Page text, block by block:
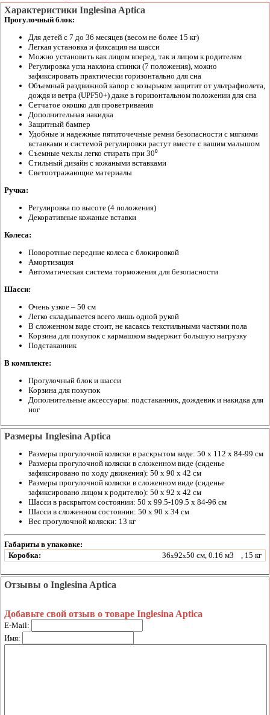
Характеристики Inglesina Aptica
Прогулочный блок:
Для детей с 7 до 36 месяцев (весом не более 15 кг)
Легкая установка и фиксация на шасси
Можно установить как лицом вперед, так и лицом к родителям
Регулировка угла наклона спинки (7 положения), можно
зафиксировать практически горизонтально для сна
Объемный раздвижной капор с козырьком защитит от ультрафиолета,
дождя и ветра (UPF50+) даже в горизонтальном положении для сна
Сетчатое окошко для проветривания
Дополнительная накидка
Защитный бампер
Удобные и надежные пятиточечные ремни безопасности с мягкими
вставками и системой регулировки растут вместе с вашим малышом
Съемные чехлы легко стирать при 30⁰
Стильный дизайн с кожаными вставками
Светоотражающие материалы
Ручка:
Регулировка по высоте (4 положения)
Декоративные кожаные вставки
Колеса:
Поворотные передние колеса с блокировкой
Амортизация
Автоматическая система торможения для безопасности
Шасси:
Очень узкое – 50 см
Легко складывается всего лишь одной рукой
В сложенном виде стоит, не касаясь текстильными частями пола
Корзина для покупок с кармашком выдержит большую нагрузку
Подстаканник
В комплекте:
Прогулочный блок и шасси
Корзина для покупок
Дополнительные аксессуары: подстаканник, дождевик и накидка для
ног
Размеры Inglesina Aptica
Размеры прогулочной коляски в раскрытом виде: 50 x 112 x 84-99 см
Размеры прогулочной коляски в сложенном виде (сиденье
зафиксировано по ходу движения): 50 x 90 x 42 см
Размеры прогулочной коляски в сложенном виде (сиденье
зафиксировано лицом к родителю): 50 x 92 x 42 см
Шасси в раскрытом состоянии: 50 x 99.5-109.5 x 84-96 см
Шасси в сложенном состоянии: 50 x 90 x 34 см
Вес прогулочной коляски: 13 кг
Габариты в упаковке:
Коробка:
36x92x50 см, 0.16 м3 , 15 кг
Отзывы о Inglesina Aptica
Добавьте свой отзыв о товаре Inglesina Aptica
E-Mail:
Имя: